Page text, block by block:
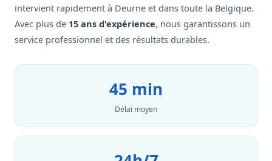
intervient rapidement à Deurne et dans toute la Belgique.
Avec plus de 15 ans d'expérience, nous garantissons un
service professionnel et des résultats durables.
45 min
Délai moyen